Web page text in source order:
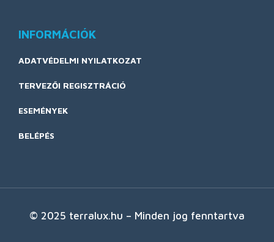
INFORMÁCIÓK
ADATVÉDELMI NYILATKOZAT
TERVEZŐI REGISZTRÁCIÓ
ESEMÉNYEK
BELÉPÉS
© 2025 terralux.hu – Minden jog fenntartva